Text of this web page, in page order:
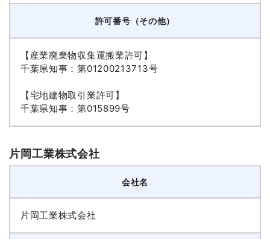
許可番号（その他）
【産業廃棄物収集運搬業許可】
千葉県知事：第01200213713号
【宅地建物取引業許可】
千葉県知事：第015899号
片岡工業株式会社
会社名
片岡工業株式会社